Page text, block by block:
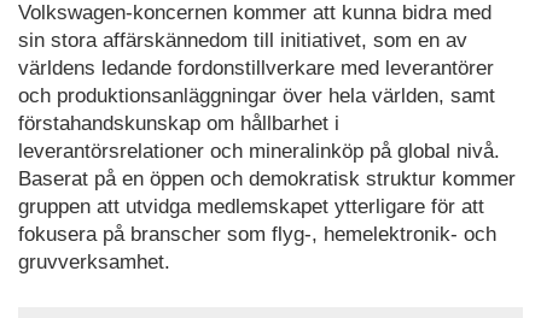
Volkswagen-koncernen kommer att kunna bidra med
sin stora affärskännedom till initiativet, som en av
världens ledande fordonstillverkare med leverantörer
och produktionsanläggningar över hela världen, samt
förstahandskunskap om hållbarhet i
leverantörsrelationer och mineralinköp på global nivå.
Baserat på en öppen och demokratisk struktur kommer
gruppen att utvidga medlemskapet ytterligare för att
fokusera på branscher som flyg-, hemelektronik- och
gruvverksamhet.